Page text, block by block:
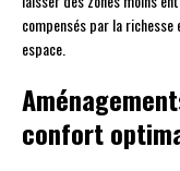
compensés par la
espace.
confort